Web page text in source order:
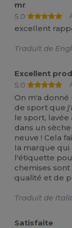
mr
5.0
excellent
Traduit de
Excellent
5.0
On m'a
de sport que
le sport,
dans un
neuve ! Cela
la marque qui
l'étiquette
chemises
qualité et de
Traduit de
Satisfaite